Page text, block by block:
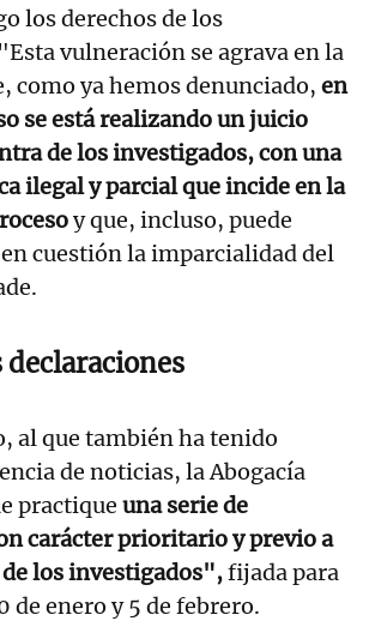
los derechos de los
vulneración se agrava en la
como ya hemos denunciado, en
se está realizando un juicio
de los investigados, con una
ilegal y parcial que incide en la
y que, incluso, puede
cuestión la imparcialidad del
declaraciones
al que también ha tenido
de noticias, la Abogacía
practique una serie de
carácter prioritario y previo a
los investigados",fijada para
de enero y 5 de febrero.